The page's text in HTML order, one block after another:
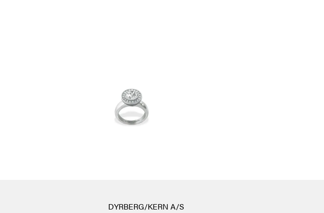
DYRBERG/KERN A/S